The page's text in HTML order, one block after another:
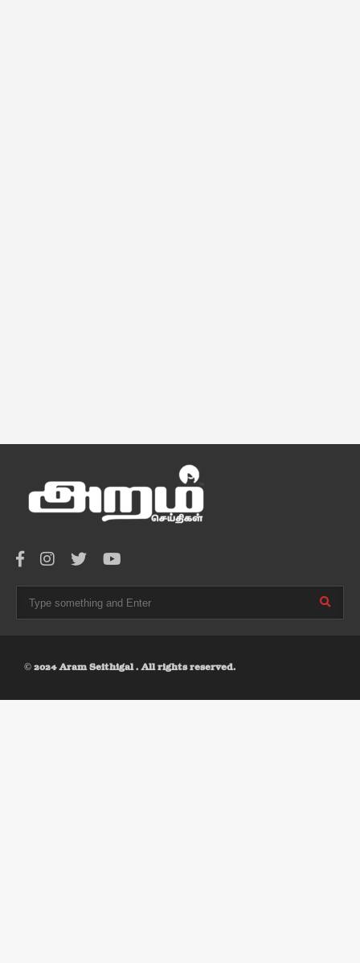
© 2024 Aram Seithigal . All rights reserved.